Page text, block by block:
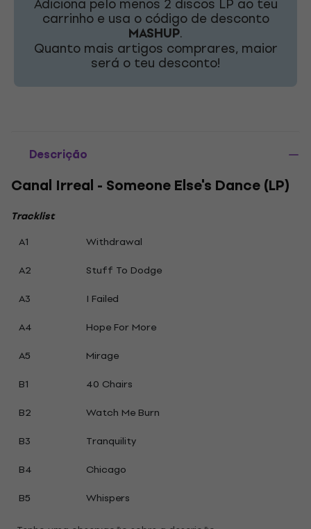
carrinho e usa o código de desconto
MASHUP.
Quanto mais artigos comprares, maior
será o teu desconto!
Descrição
Canal Irreal - Someone Else's Dance (LP)
Tracklist
A1
Withdrawal
A2
Stuff To Dodge
A3
I Failed
A4
Hope For More
A5
Mirage
B1
40 Chairs
B2
Watch Me Burn
B3
Tranquility
B4
Chicago
B5
Whispers